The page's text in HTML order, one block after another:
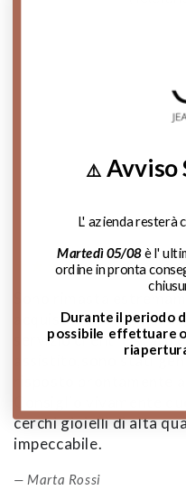
Cosa dicono di noi:
acquisto. La qualità dei
servizio clienti è stato
assistito,sono stati
cerchi gioielli di alta
impeccabile.
Marta Rossi
⚠️ Avviso
L' azienda resterà
Martedì 05/08è l'
ordine in pronta
Durante il periodo
possibile effettuare